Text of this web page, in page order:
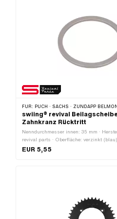
FÜR: PUCH · SACHS · ZÜNDAPP
swiing® revival
Zahnkranz Rücktritt
Nenndurchmesser innen: 35 mm ·
revival parts · Oberfläche: verzinkt
· Nenndurchmesser (Gewinde): 35 mm ·
Ø aussen: 41 mm
EUR 5,55